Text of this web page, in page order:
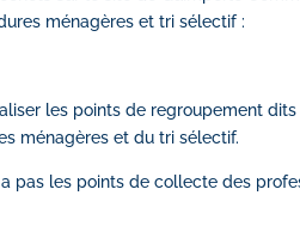
ménagères et tri sélectif :
les points de regroupement
ménagères et du tri sélectif.
a pas les points de collecte des